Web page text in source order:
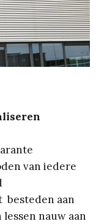
van iedere
besteden aan
nauw aan